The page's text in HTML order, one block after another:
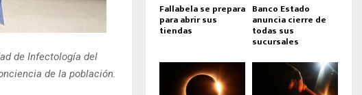
de Infectología del
de la población.
Fallabela se prepara
para abrir sus
tiendas
Banco Estado
anuncia cierre de
todas sus
sucursales